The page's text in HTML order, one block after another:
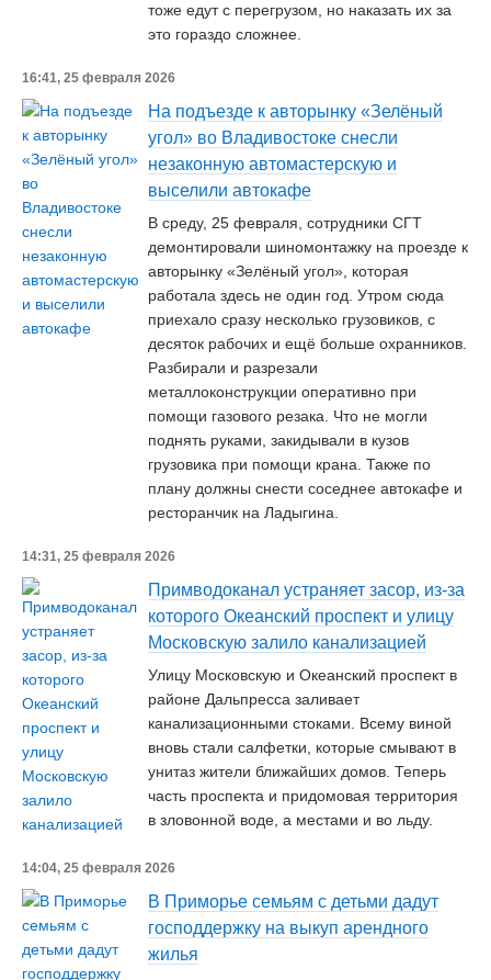
тоже едут с перегрузом, но наказать их за
это гораздо сложнее.
16:41, 25 февраля 2026
На подъезде к авторынку «Зелёный
угол» во Владивостоке снесли
незаконную автомастерскую и
выселили автокафе
В среду, 25 февраля, сотрудники СГТ
демонтировали шиномонтажку на проезде к
авторынку «Зелёный угол», которая
работала здесь не один год. Утром сюда
приехало сразу несколько грузовиков, с
десяток рабочих и ещё больше охранников.
Разбирали и разрезали
металлоконструкции оперативно при
помощи газового резака. Что не могли
поднять руками, закидывали в кузов
грузовика при помощи крана. Также по
плану должны снести соседнее автокафе и
ресторанчик на Ладыгина.
14:31, 25 февраля 2026
Примводоканал устраняет засор, из-за
которого Океанский проспект и улицу
Московскую залило канализацией
Улицу Московскую и Океанский проспект в
районе Дальпресса заливает
канализационными стоками. Всему виной
вновь стали салфетки, которые смывают в
унитаз жители ближайших домов. Теперь
часть проспекта и придомовая территория
в зловонной воде, а местами и во льду.
14:04, 25 февраля 2026
В Приморье семьям с детьми дадут
господдержку на выкуп арендного
жилья